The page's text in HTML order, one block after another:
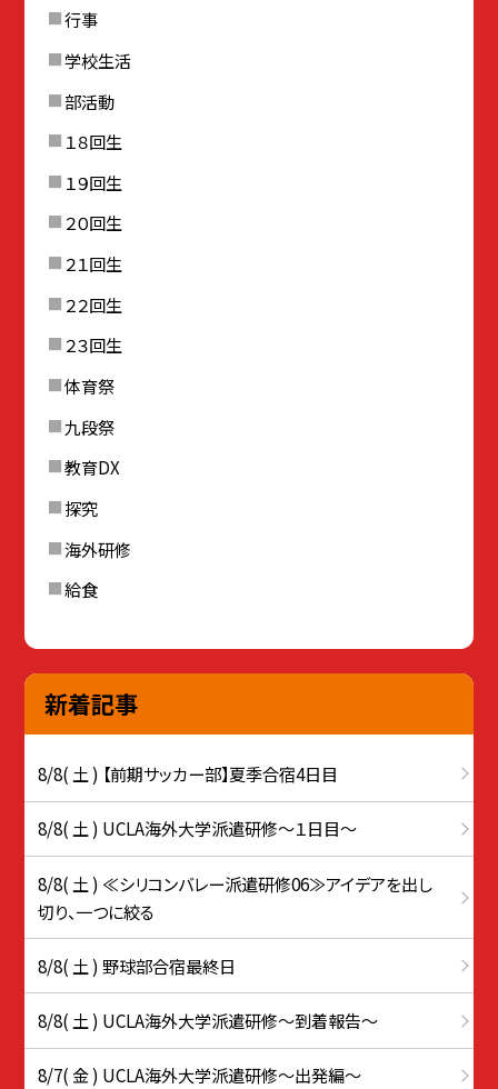
行事
学校生活
部活動
１８回生
１９回生
２０回生
２１回生
２２回生
２３回生
体育祭
九段祭
教育DX
探究
海外研修
給食
新着記事
8/8( 土 ) 【前期サッカー部】夏季合宿4日目
8/8( 土 ) UCLA海外大学派遣研修〜１日目〜
8/8( 土 ) ≪シリコンバレー派遣研修06≫アイデアを出し
切り、一つに絞る
8/8( 土 ) 野球部合宿最終日
8/8( 土 ) UCLA海外大学派遣研修〜到着報告〜
8/7( 金 ) UCLA海外大学派遣研修〜出発編〜